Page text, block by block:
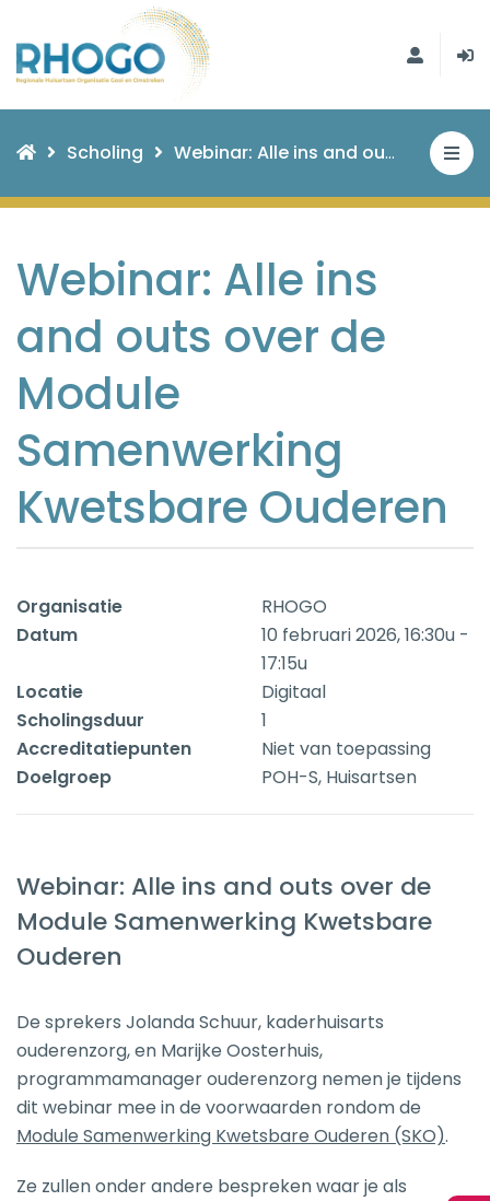
Scholing Webinar: Alle ins and outs over de Module Samenwerking Kwetsbare Ouderen
Webinar: Alle ins
and outs over de
Module
Samenwerking
Kwetsbare Ouderen
Organisatie
RHOGO
Datum
10 februari 2026, 16:30u -
17:15u
Locatie
Digitaal
Scholingsduur
1
Accreditatiepunten
Niet van toepassing
Doelgroep
POH-S, Huisartsen
Webinar: Alle ins and outs over de
Module Samenwerking Kwetsbare
Ouderen
De sprekers Jolanda Schuur, kaderhuisarts
ouderenzorg, en Marijke Oosterhuis,
programmamanager ouderenzorg nemen je tijdens
dit webinar mee in de voorwaarden rondom de
Module Samenwerking Kwetsbare Ouderen (SKO).
Ze zullen onder andere bespreken waar je als